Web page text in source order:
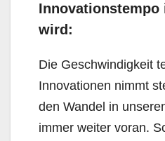
wird:
Die Geschwindigkeit
Innovationen nimmt
den Wandel in
immer weiter voran.